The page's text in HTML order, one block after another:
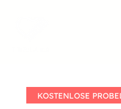
KOSTENLOSE